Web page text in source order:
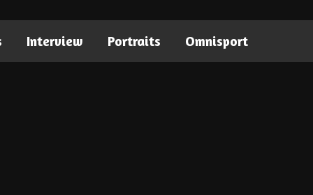
Interview Portraits Omnisport